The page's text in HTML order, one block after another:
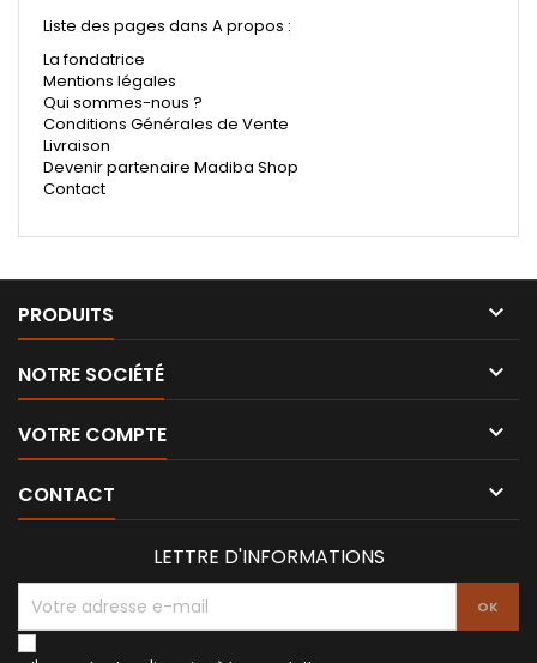
Liste des pages dans A propos :
La fondatrice
Mentions légales
Qui sommes-nous ?
Conditions Générales de Vente
Livraison
Devenir partenaire Madiba Shop
Contact
PRODUITS 
NOTRE SOCIÉTÉ 
VOTRE COMPTE 
CONTACT 
LETTRE D'INFORMATIONS